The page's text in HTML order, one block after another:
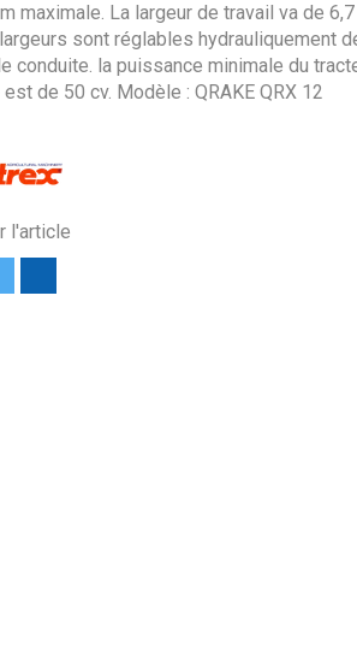
l'article
maximale. La largeur de travail va de
sont réglables hydrauliquement
conduite. la puissance minimale du
de 50 cv. Modèle : QRAKE QRX 12